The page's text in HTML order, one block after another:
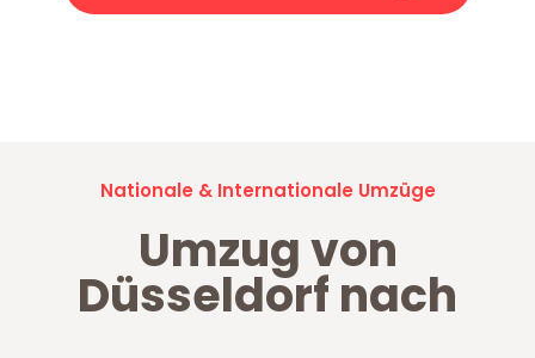
Nationale & Internationale Umzüge
Umzug von
Düsseldorf nach